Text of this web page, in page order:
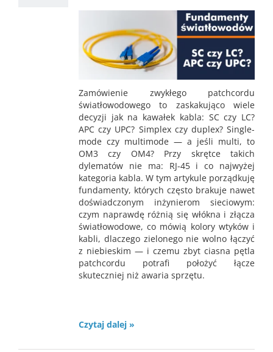
Zamówienie zwykłego patchcordu
światłowodowego to zaskakująco wiele
decyzji jak na kawałek kabla: SC czy LC?
APC czy UPC? Simplex czy duplex? Single-
mode czy multimode — a jeśli multi, to
OM3 czy OM4? Przy skrętce takich
dylematów nie ma: RJ-45 i co najwyżej
kategoria kabla. W tym artykule porządkuję
fundamenty, których często brakuje nawet
doświadczonym inżynierom sieciowym:
czym naprawdę różnią się włókna i złącza
światłowodowe, co mówią kolory wtyków i
kabli, dlaczego zielonego nie wolno łączyć
z niebieskim — i czemu zbyt ciasna pętla
patchcordu potrafi położyć łącze
skuteczniej niż awaria sprzętu.
Czytaj dalej »